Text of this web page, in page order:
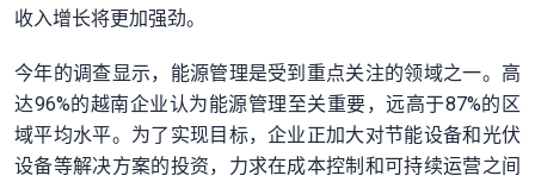
收入增长将更加强劲。
今年的调查显示，能源管理是受到重点关注的领域之一。高
达96%的越南企业认为能源管理至关重要，远高于87%的区
域平均水平。为了实现目标，企业正加大对节能设备和光伏
设备等解决方案的投资，力求在成本控制和可持续运营之间